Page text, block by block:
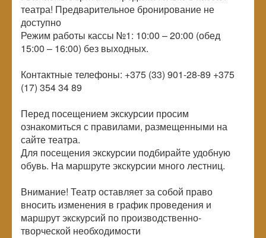
театра! Предварительное бронирование не
доступно
Режим работы кассы №1: 10:00 – 20:00 (обед
15:00 – 16:00) без выходных.
Контактные телефоны: +375 (33) 901-28-89 +375
(17) 354 34 89
Перед посещением экскурсии просим
ознакомиться с правилами, размещенными на
сайте театра.
Для посещения экскурсии подбирайте удобную
обувь. На маршруте экскурсии много лестниц.
Внимание! Театр оставляет за собой право
вносить изменения в график проведения и
маршрут экскурсий по производственно-
творческой необходимости